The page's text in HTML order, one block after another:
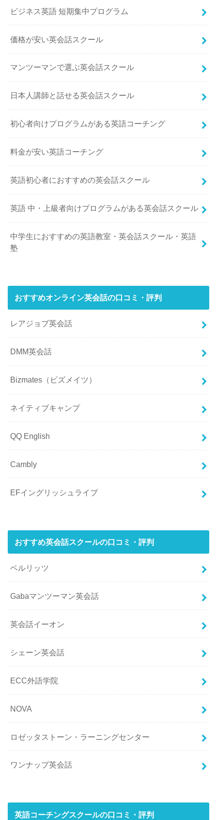
ビジネス英語 短期集中プログラム
価格が安い英会話スクール
マンツーマンで選ぶ英会話スクール
日本人講師と話せる英会話スクール
初心者向けプログラムがある英語コーチング
料金が安い英語コーチング
英語初心者におすすめの英会話スクール
英語 中・上級者向けプログラムがある英会話スクール
中学生におすすめの英語教室・英会話スクール・英語
塾
おすすめオンライン英会話の口コミ・評判
レアジョブ英会話
DMM英会話
Bizmates（ビズメイツ）
ネイティブキャンプ
QQ English
Cambly
EFイングリッシュライブ
おすすめ英会話スクールの口コミ・評判
ベルリッツ
Gabaマンツーマン英会話
英会話イーオン
シェーン英会話
ECC外語学院
NOVA
ロゼッタストーン・ラーニングセンター
ワンナップ英会話
英語コーチングスクールの口コミ・評判